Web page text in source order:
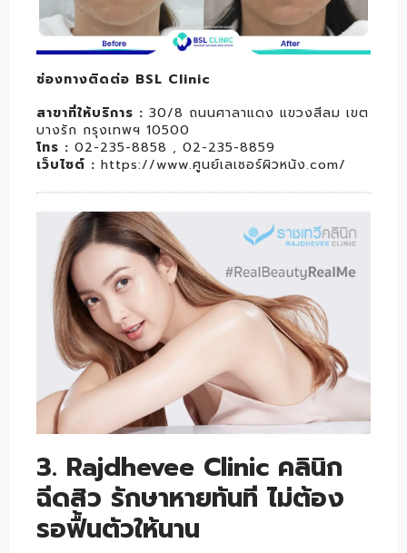
ช่องทางติดต่อ BSL Clinic
สาขาที่ให้บริการ : 30/8 ถนนศาลาแดง แขวงสีลม เขต
บางรัก กรุงเทพฯ 10500
โทร : 02-235-8858 , 02-235-8859
เว็บไซต์ : https://www.ศูนย์เลเซอร์ผิวหนัง.com/
3. Rajdhevee Clinic คลินิก
ฉีดสิว รักษาหายทันที ไม่ต้อง
รอฟื้นตัวให้นาน